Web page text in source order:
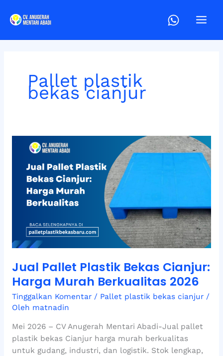
Pallet plastik
bekas cianjur
Jual Pallet Plastik Bekas Cianjur:
Harga Murah Berkualitas 2026
Tinggalkan Komentar / Pallet plastik bekas cianjur/
Oleh matnadin
Mei 2026 – CV Anugerah Mentari Abadi-Jual pallet
plastik bekas Cianjur harga murah berkualitas
untuk gudang, industri, dan logistik. Stok lengkap,
Pallet
Plastik
Bekas
Cianjur:
Harga
Berkualitas
2026